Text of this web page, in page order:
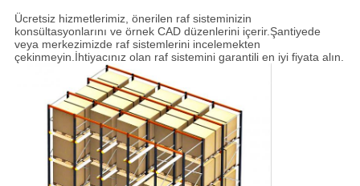
Ücretsiz hizmetlerimiz, önerilen raf sisteminizin
konsültasyonlarını ve örnek CAD düzenlerini içerir.Şantiyede
veya merkezimizde raf sistemlerini incelemekten
çekinmeyin.İhtiyacınız olan raf sistemini garantili en iyi fiyata alın.